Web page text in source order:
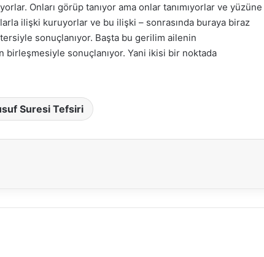
Onları görüp tanıyor ama onlar tanımıyorlar ve yüzüne
ilişki kuruyorlar ve bu ilişki – sonrasında buraya biraz
sonuçlanıyor. Başta bu gerilim ailenin
birleşmesiyle sonuçlanıyor. Yani ikisi bir noktada
Suresi Tefsiri